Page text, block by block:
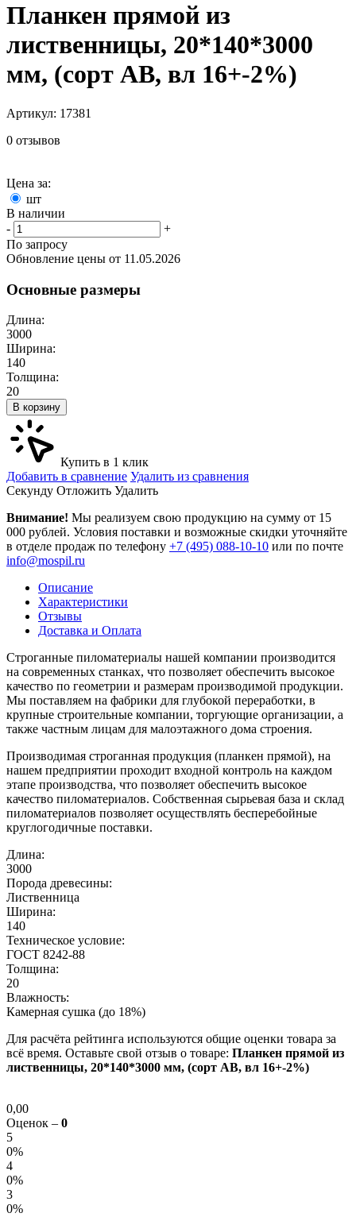
Планкен прямой из
лиственницы, 20*140*3000
мм, (сорт AB, вл 16+-2%)
Артикул: 17381
0 отзывов
Цена за:
шт
В наличии
-
+
По запросу
Обновление цены от 11.05.2026
Основные размеры
Длина:
3000
Ширина:
140
Толщина:
20
В корзину
Купить в 1 клик
Добавить в сравнение Удалить из сравнения
Cекунду Отложить Удалить
Внимание! Мы реализуем свою продукцию на сумму от 15
000 рублей. Условия поставки и возможные скидки уточняйте
в отделе продаж по телефону +7 (495) 088-10-10 или по почте
info@mospil.ru
Описание
Характеристики
Отзывы
Доставка и Оплата
Строганные пиломатериалы нашей компании производится
на современных станках, что позволяет обеспечить высокое
качество по геометрии и размерам производимой продукции.
Мы поставляем на фабрики для глубокой переработки, в
крупные строительные компании, торгующие организации, а
также частным лицам для малоэтажного дома строения.
Производимая строганная продукция (планкен прямой), на
нашем предприятии проходит входной контроль на каждом
этапе производства, что позволяет обеспечить высокое
качество пиломатериалов. Собственная сырьевая база и склад
пиломатериалов позволяет осуществлять бесперебойные
круглогодичные поставки.
Длина:
3000
Порода древесины:
Лиственница
Ширина:
140
Техническое условие:
ГОСТ 8242-88
Толщина:
20
Влажность:
Камерная сушка (до 18%)
Для расчёта рейтинга используются общие оценки товара за
всё время. Оставьте свой отзыв о товаре: Планкен прямой из
лиственницы, 20*140*3000 мм, (сорт AB, вл 16+-2%)
0,00
Оценок – 0
5
0%
4
0%
3
0%